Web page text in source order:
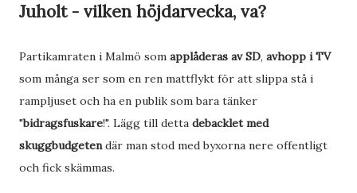
Juholt - vilken höjdarvecka, va?
Partikamraten i Malmö som applåderas av SD, avhopp i TV
som många ser som en ren mattflykt för att slippa stå i
rampljuset och ha en publik som bara tänker
"bidragsfuskare!". Lägg till detta debacklet med
skuggbudgetendär man stod med byxorna nere offentligt
och fick skämmas.